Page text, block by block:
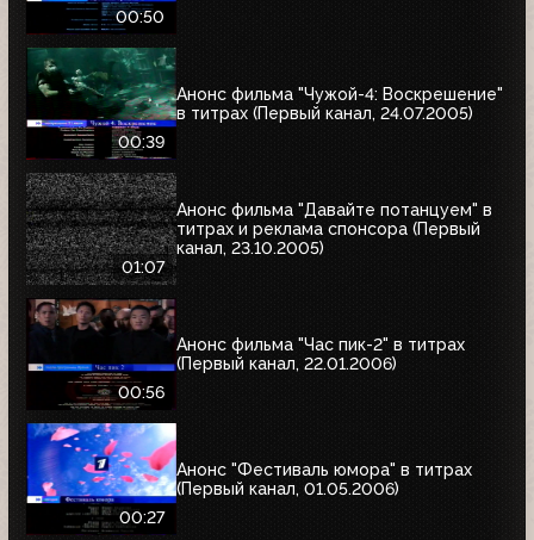
00:50
00:39
Анонс фильма "Чужой-4: Воскрешение"
в титрах (Первый канал, 24.07.2005)
01:07
Анонс фильма "Давайте потанцуем" в
титрах и реклама спонсора (Первый
канал, 23.10.2005)
00:56
Анонс фильма "Час пик-2" в титрах
(Первый канал, 22.01.2006)
00:27
Анонс "Фестиваль юмора" в титрах
(Первый канал, 01.05.2006)